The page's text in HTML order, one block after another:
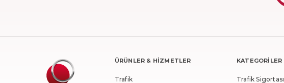
ÜRÜNLER & HİZMETLER
Trafik
KATEGORİLER
Trafik Sigortası